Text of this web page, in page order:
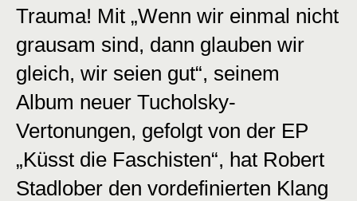
Trauma! Mit „Wenn wir einmal nicht
grausam sind, dann glauben wir
gleich, wir seien gut“, seinem
Album neuer Tucholsky-
Vertonungen, gefolgt von der EP
„Küsst die Faschisten“, hat Robert
Stadlober den vordefinierten Klang